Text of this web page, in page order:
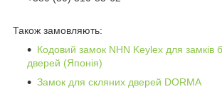
Також замовляють:
Кодовий замок NHN Keylex для замків
дверей (Японія)
Замок для скляних дверей DORMA